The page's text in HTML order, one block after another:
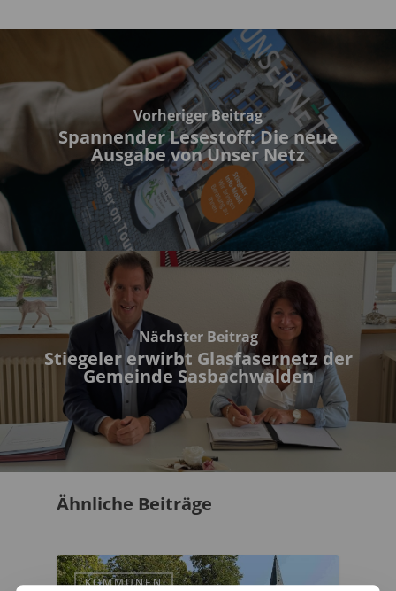
Vorheriger Beitrag
Spannender Lesestoff: Die neue
Ausgabe von Unser Netz
Nächster Beitrag
Stiegeler erwirbt Glasfasernetz der
Gemeinde Sasbachwalden
Ähnliche Beiträge
KOMMUNEN